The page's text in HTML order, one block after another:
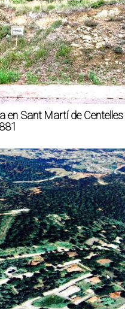
en Sant Martí de